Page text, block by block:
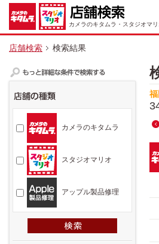
カメラのキタムラ・スタジオマ
店舗検索 検索結果
カメラのキタムラ
スタジオマリオ
アップル製品修理